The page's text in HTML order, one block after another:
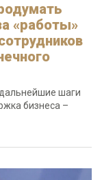
«работы»
шаги
бизнеса –